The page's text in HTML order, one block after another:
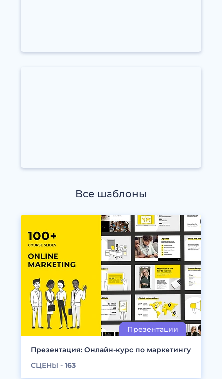
Все шаблоны
Презентация: Онлайн-курс по маркетингу
СЦЕНЫ - 163